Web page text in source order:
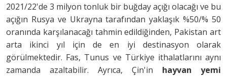
2021/22'de 3 milyon tonluk bir buğday açığı olacağı ve bu
açığın Rusya ve Ukrayna tarafından yaklaşık %50/% 50
oranında karşılanacağı tahmin edildiğinden, Pakistan art
arta ikinci yıl için de en iyi destinasyon olarak
görülmektedir. Fas, Tunus ve Türkiye ithalatlarını aynı
zamanda azaltabilir. Ayrıca, Çin'in hayvan yemi